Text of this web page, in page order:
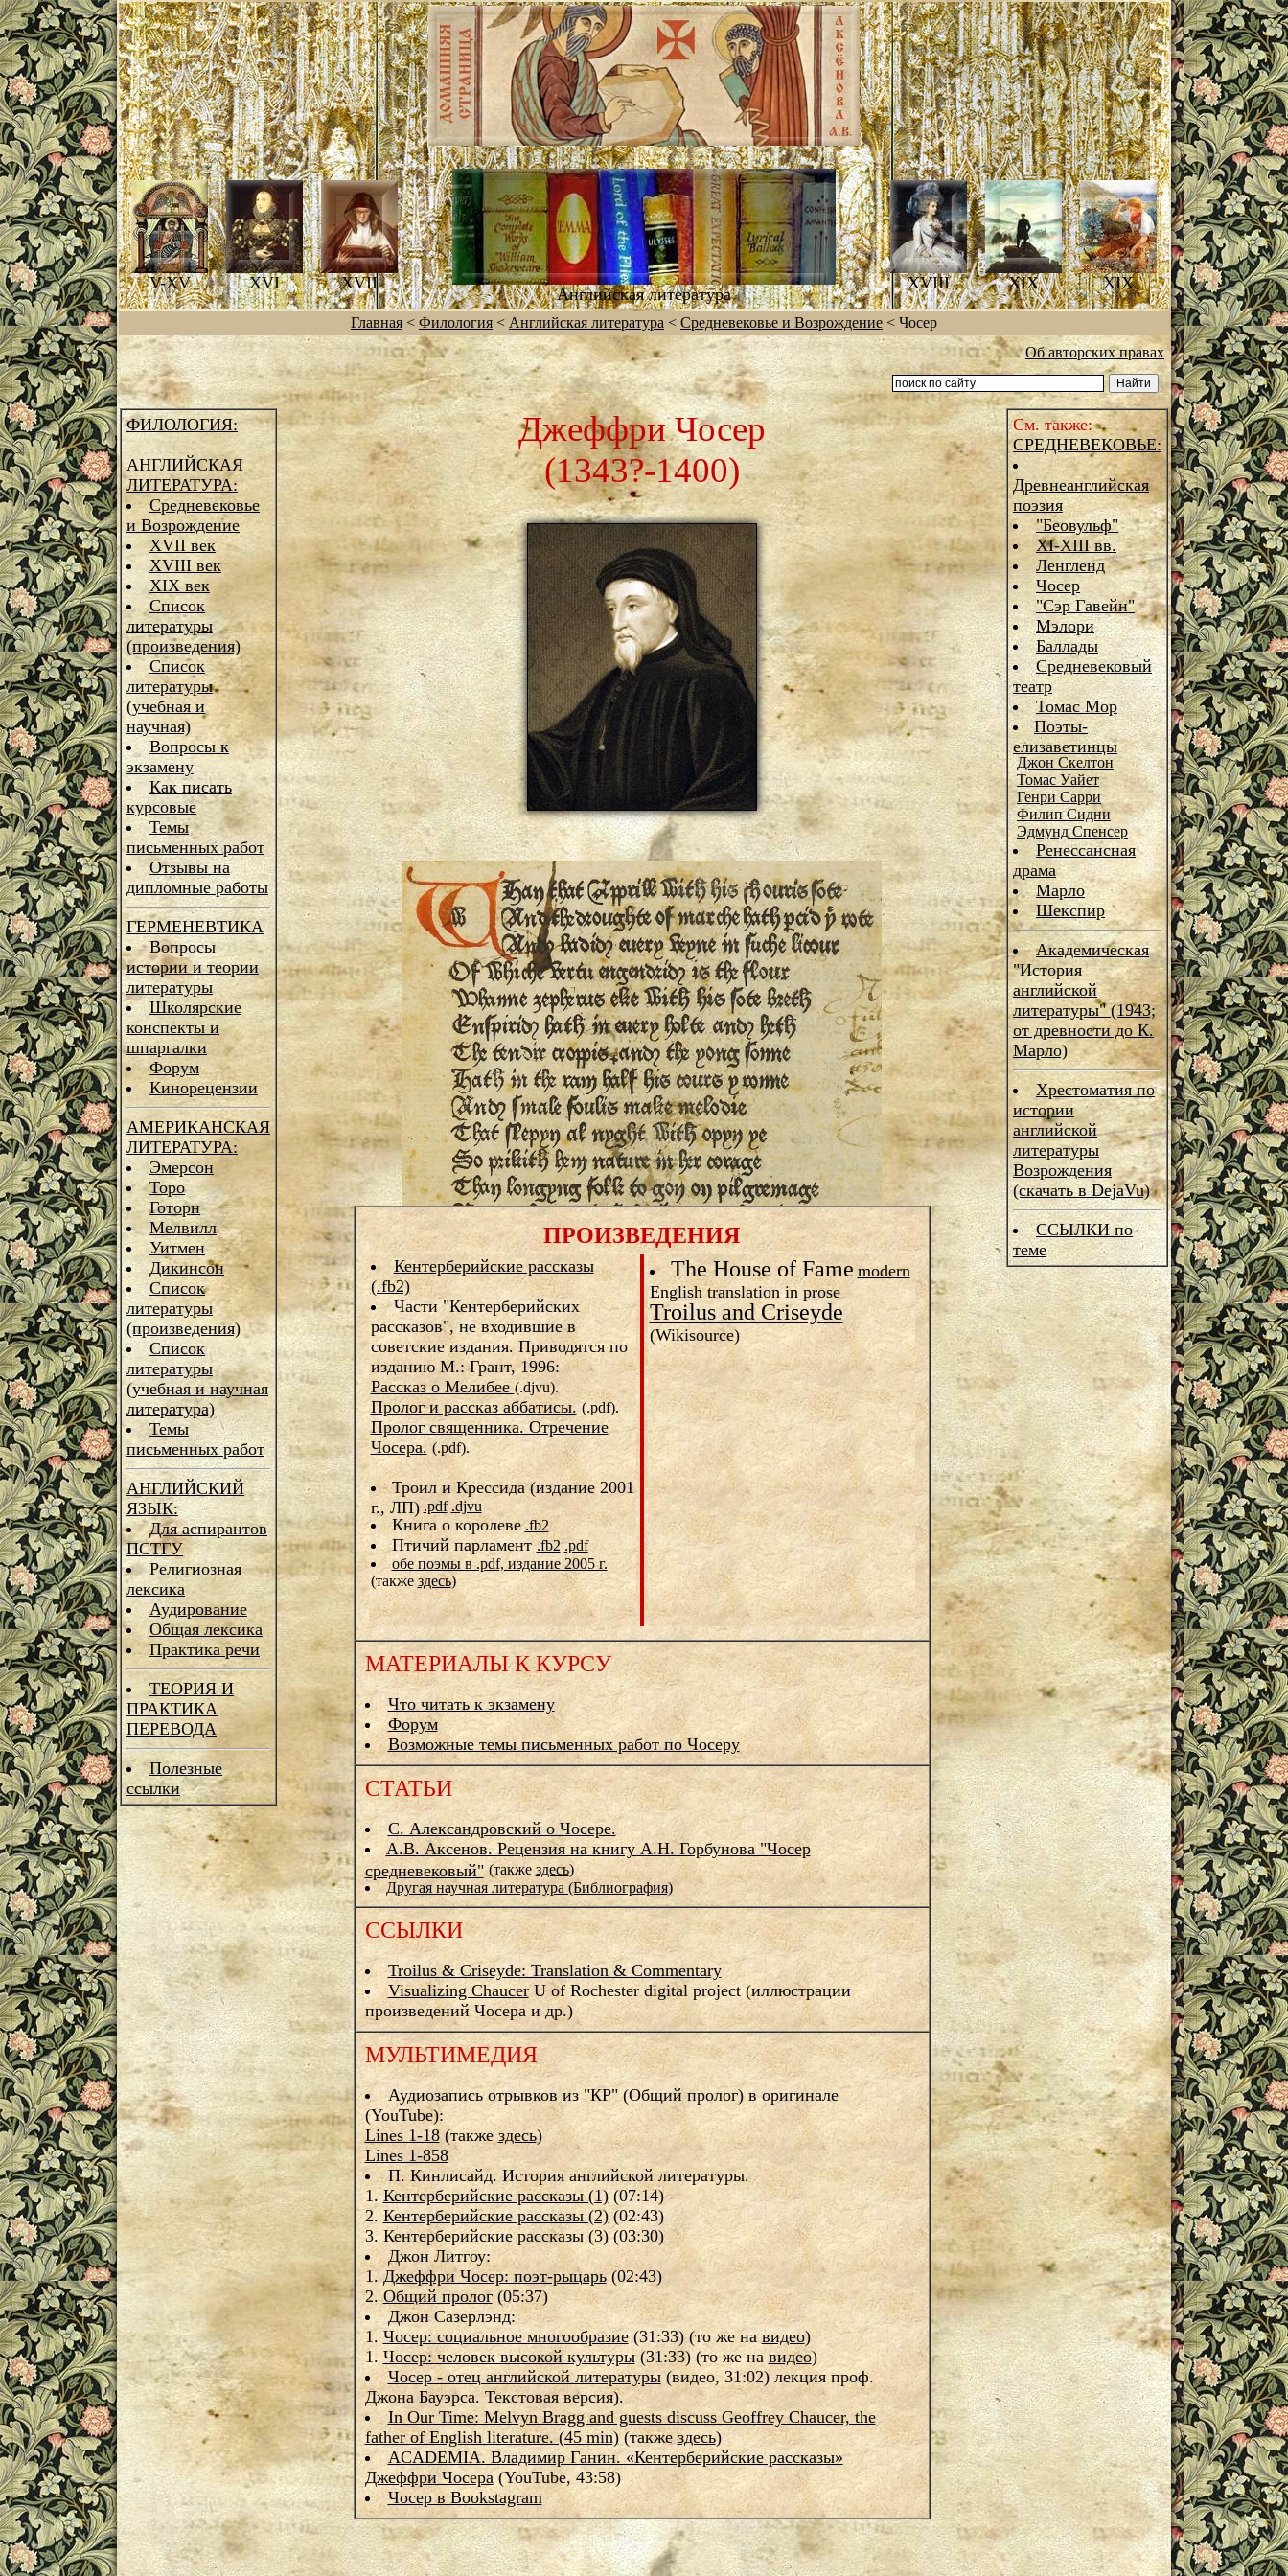
V-XV XVI XVII
Английская литература
XVIII XIX XIX
Главная < Филология < Английская литература < Средневековье и Возрождение < Чосер
Об авторских правах
ФИЛОЛОГИЯ:
АНГЛИЙСКАЯ
ЛИТЕРАТУРА:
Средневековье
и Возрождение
XVII век
XVIII век
XIX век
Список
литературы
(произведения)
Список
литературы
(учебная и
научная)
Вопросы к
экзамену
Как писать
курсовые
Темы
письменных работ
Отзывы на
дипломные работы
ГЕРМЕНЕВТИКА
Вопросы
истории и теории
литературы
Школярские
конспекты и
шпаргалки
Форум
Кинорецензии
АМЕРИКАНСКАЯ
ЛИТЕРАТУРА:
Эмерсон
Торо
Готорн
Мелвилл
Уитмен
Дикинсон
Список
литературы
(произведения)
Список
литературы
(учебная и научная
литература)
Темы
письменных работ
АНГЛИЙСКИЙ
ЯЗЫК:
Для аспирантов
ПСТГУ
Религиозная
лексика
Аудирование
Общая лексика
Практика речи
ТЕОРИЯ И
ПРАКТИКА
ПЕРЕВОДА
Полезные
ссылки
Джеффри Чосер
(1343?-1400)
ПРОИЗВЕДЕНИЯ
Кентерберийские рассказы
(.fb2)
Части "Кентерберийских
рассказов", не входившие в
советские издания. Приводятся по
изданию М.: Грант, 1996:
Рассказ о Мелибее (.djvu).
Пролог и рассказ аббатисы. (.pdf).
Пролог священника. Отречение
Чосера. (.pdf).
Троил и Крессида (издание 2001
г., ЛП) .pdf .djvu
Книга о королеве .fb2
Птичий парламент.fb2 .pdf
обе поэмы в .pdf, издание 2005 г.
(также здесь)
The House of Fame modern
English translation in prose
Troilus and Criseyde
(Wikisource)
МАТЕРИАЛЫ К КУРСУ
Что читать к экзамену
Форум
Возможные темы письменных работ по Чосеру
СТАТЬИ
С. Александровский о Чосере.
А.В. Аксенов. Рецензия на книгу А.Н. Горбунова "Чосер
средневековый" (также здесь)
Другая научная литература (Библиография)
ССЫЛКИ
Troilus & Criseyde: Translation & Commentary
Visualizing ChaucerU of Rochester digital project (иллюстрации
произведений Чосера и др.)
МУЛЬТИМЕДИЯ
Аудиозапись отрывков из "КР" (Общий пролог) в оригинале
(YouTube):
Lines 1-18(такжездесь)
Lines 1-858
П. Кинлисайд. История английской литературы.
1.Кентерберийские рассказы (1)(07:14)
2.Кентерберийские рассказы (2)(02:43)
3. Кентерберийские рассказы (3)(03:30)
Джон Литгоу:
1.Джеффри Чосер: поэт-рыцарь(02:43)
2.Общий пролог(05:37)
Джон Сазерлэнд:
1.Чосер: социальное многообразие(31:33) (то же на видео)
1. Чосер: человек высокой культуры(31:33) (то же навидео)
Чосер - отец английской литературы(видео, 31:02) лекция проф.
Джона Бауэрса.Текстовая версия).
In Our Time: Melvyn Bragg and guests discuss Geoffrey Chaucer, the
father of English literature. (45 min)(такжездесь)
ACADEMIA. Владимир Ганин. «Кентерберийские рассказы»
Джеффри Чосера(YouTube, 43:58)
Чосер в Bookstagram
См. также:
СРЕДНЕВЕКОВЬЕ:
Древнеанглийская
поэзия
"Беовульф"
XI-XIII вв.
Ленгленд
Чосер
"Сэр Гавейн"
Мэлори
Баллады
Средневековый
театр
Томас Мор
Поэты-
елизаветинцы
Джон Скелтон
Томас Уайет
Генри Сарри
Филип Сидни
Эдмунд Спенсер
Ренессансная
драма
Марло
Шекспир
Академическая
"История
английской
литературы" (1943;
от древности до К.
Марло)
Хрестоматия по
истории
английской
литературы
Возрождения
(скачать в DejaVu)
ССЫЛКИ по
теме